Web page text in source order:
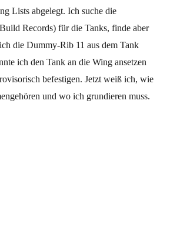
Lists abgelegt. Ich suche die
Records) für die Tanks, finde aber
die Dummy-Rib 11 aus dem Tank
ich den Tank an die Wing ansetzen
befestigen. Jetzt weiß ich, wie
und wo ich grundieren muss.